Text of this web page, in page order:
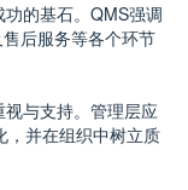
的基石。QMS强调
后服务等各个环节
与支持。管理层应
，并在组织中树立质